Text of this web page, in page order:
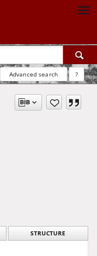
Advanced search ?
STRUCTURE